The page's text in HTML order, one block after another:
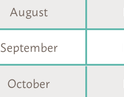
August
September
October